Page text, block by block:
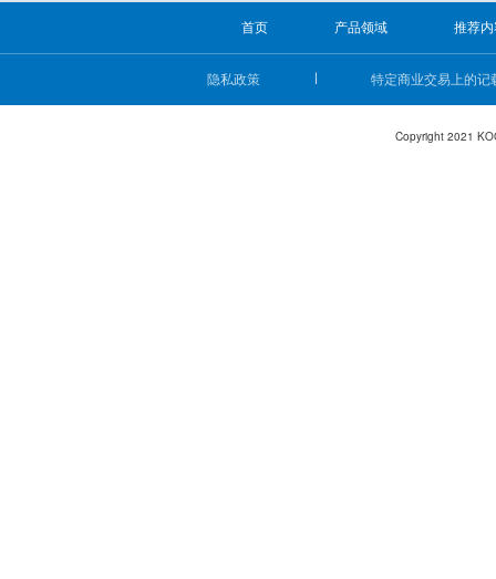
首页 产品领域 推荐
隐私政策 特定商业交易上的记
Copyright 2021